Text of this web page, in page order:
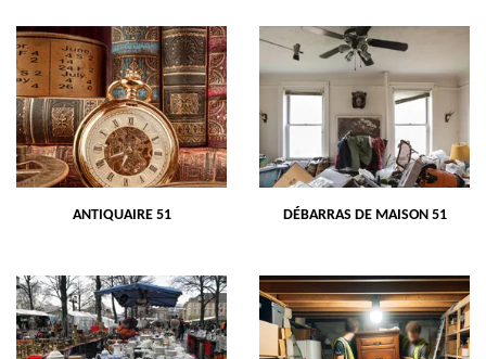
ANTIQUAIRE 51 DÉBARRAS DE MAISON 51